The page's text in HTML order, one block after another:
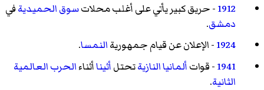
1912- حريق كبير يأتي على أغلب محلاتسوق الحميديةفي
دمشق.
1924- الإعلان عن قيام جمهوريةالنمسا.
1941- قواتألمانيا النازيةتحتلأثيناأثناءالحرب العالمية
الثانية.